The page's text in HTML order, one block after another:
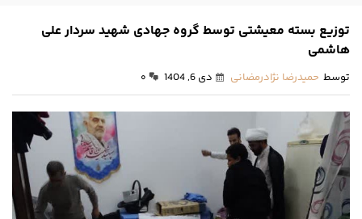
توزیع بسته معیشتی توسط گروه جهادی شهید سردار علی
هاشمی
توسط حمیدرضا نژادرمضانی دی 6, 1404 ۰